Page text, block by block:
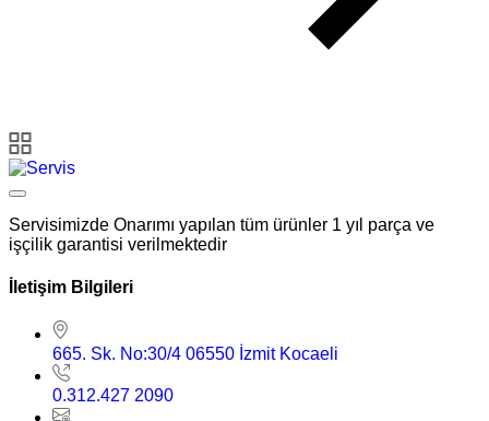
Servisimizde Onarımı yapılan tüm ürünler 1 yıl parça ve
işçilik garantisi verilmektedir
İletişim Bilgileri
665. Sk. No:30/4 06550 İzmit Kocaeli
0.312.427 2090